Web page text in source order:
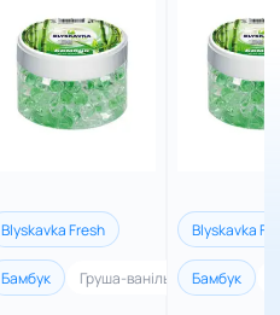
Blyskavka Fresh
Бамбук Груша-ваніль Полуниця
Blyskavka
Бамбук